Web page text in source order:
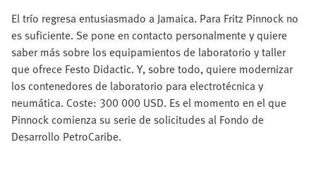
El trío regresa entusiasmado a Jamaica. Para Fritz Pinnock no
es suficiente. Se pone en contacto personalmente y quiere
saber más sobre los equipamientos de laboratorio y taller
que ofrece Festo Didactic. Y, sobre todo, quiere modernizar
los contenedores de laboratorio para electrotécnica y
neumática. Coste: 300 000 USD. Es el momento en el que
Pinnock comienza su serie de solicitudes al Fondo de
Desarrollo PetroCaribe.